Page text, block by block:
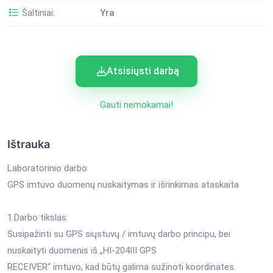
Šaltiniai: Yra
Atsisiųsti darbą
Gauti nemokamai!
Ištrauka
Laboratorinio darbo
GPS imtuvo duomenų nuskaitymas ir išrinkimas ataskaita
1.Darbo tikslas
Susipažinti su GPS siųstuvų / imtuvų darbo principu, bei
nuskaityti duomenis iš „HI-204III GPS
RECEIVER“ imtuvo, kad būtų galima sužinoti koordinates.